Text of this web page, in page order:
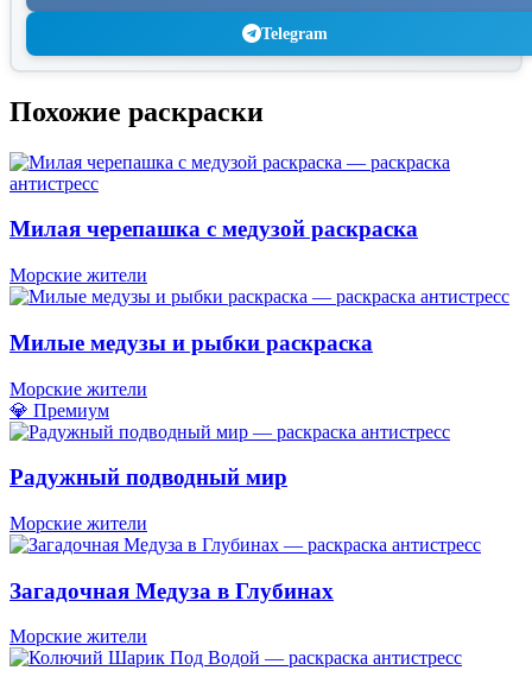
Telegram
Похожие раскраски
Милая черепашка с медузой раскраска
Морские жители
Милые медузы и рыбки раскраска
Морские жители
💎 Премиум
Радужный подводный мир
Морские жители
Загадочная Медуза в Глубинах
Морские жители